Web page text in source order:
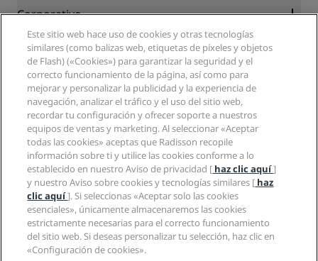
Blog
Nuevos hoteles y próximas aperturas
Aplicación de Radisson Hotels
Hoteles Sports Approved
Hoteles ideales para familias
Salud y seguridad
Colaboradores
Corporativo
Radisson Hotel Group
Medios
Empleos en RHG
Empleos en PPHE
Empleos en EHL
The Club by RHG
Oportunidades de desarrollo
Responsabilidad social corporativa
Compras
Información legal
Centro de privacidad
Aviso legal
Términos y condiciones de Radisson Rewards
Acuerdo de uso del sitio
Accesibilidad digital
Declaración sobre la esclavitud moderna
Ayuda
Avisos al consumidor
Contacto
Preguntas frecuentes
Mapa del sitio
Redes sociales
Marcas de Radisson Hotels
Este sitio web hace uso de cookies y otras tecnologías
similares (como balizas web, etiquetas de píxeles y objetos
de Flash) («Cookies») para garantizar la seguridad y el
correcto funcionamiento de la página, así como para
mejorar y personalizar la publicidad y la experiencia de
navegación, analizar el tráfico y el uso del sitio web,
recordar tu configuración y ofrecer soporte a nuestros
equipos de ventas y marketing. Al seleccionar «Aceptar
todas las cookies» aceptas que Radisson recopile
información sobre ti y utilice las cookies conforme a lo
establecido en nuestro Aviso de privacidad [ haz clic aquí]
y nuestro Aviso sobre cookies y tecnologías similares [ haz
clic aquí]. Si seleccionas «Aceptar solo las cookies
esenciales», únicamente almacenaremos las cookies
estrictamente necesarias para el correcto funcionamiento
del sitio web. Si deseas personalizar tu selección, haz clic en
«Configuración de cookies».